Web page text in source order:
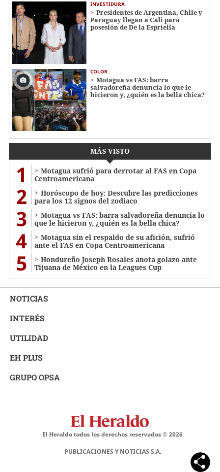
INVESTIDURA
Presidentes de Argentina, Chile y
Paraguay llegan a Cali para
posesión de De la Espriella
COLOR
Motagua vs FAS: barra
salvadoreña denuncia lo que le
hicieron y, ¿quién es la bella chica?
MÁS VISTO
1
Motagua sufrió para derrotar al FAS en Copa
Centroamericana
2
Horóscopo de hoy: Descubre las predicciones
para los 12 signos del zodiaco
3
Motagua vs FAS: barra salvadoreña denuncia lo
que le hicieron y, ¿quién es la bella chica?
4
Motagua sin el respaldo de su afición, sufrió
ante el FAS en Copa Centroamericana
5
Hondureño Joseph Rosales anota golazo ante
Tijuana de México en la Leagues Cup
NOTICIAS
INTERÉS
UTILIDAD
EH PLUS
GRUPO OPSA
El Heraldo todos los derechos reservados ©2026
PUBLICACIONES Y NOTICIAS S.A.